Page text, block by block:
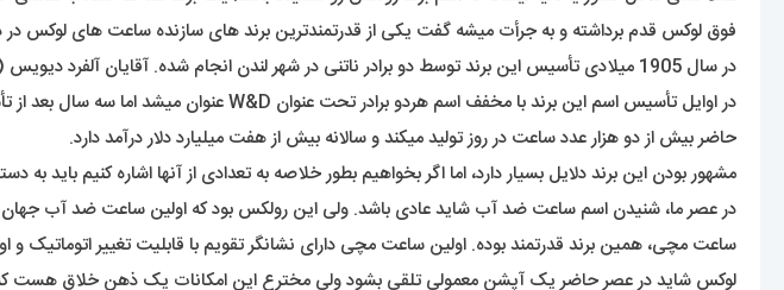
فوق لوکس قدم برداشته و به جرأت میشه گفت یکی از قدرتمندترین برند های سازنده ساعت های لوکس
در سال 1905 میلادی تأسیس این برند توسط دو برادر ناتنی در شهر لندن انجام شده. آقایان آلفرد دیویس ( Alfred Davis ) و هانس ویلسدورف ( Hans Wilsdorf ).
در اوایل تأسیس اسم این برند با مخفف اسم هردو برادر تحت عنوان W&D عنوان میشد اما سه سال بعد از تأسیس با انتخاب اسم رولکس (
حاضر بیش از دو هزار عدد ساعت در روز تولید میکند و سالانه بیش از هفت میلیارد دلار درآمد دارد.
مشهور بودن این برند دلایل بسیار دارد، اما اگر بخواهیم بطور خلاصه به تعدادی از آنها اشاره کنیم
ساعت مچی، همین برند قدرتمند بوده. اولین ساعت مچی دارای نشانگر تقویم با قابلیت تغییر اتوماتیک
لوکس شاید در عصر حاضر یک آپشن معمولی تلقی بشود ولی مخترع این امکانات یک ذهن خلاق هست که